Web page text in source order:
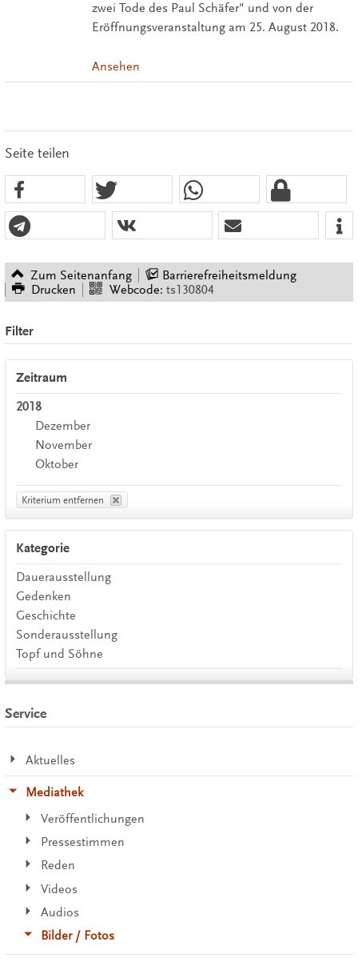
zwei Tode des Paul Schäfer" und von der
Eröffnungsveranstaltung am 25. August 2018.
Ansehen
Seite teilen
Zum Seitenanfang
Barrierefreiheitsmeldung
Drucken
Webcode: ts130804
Filter
Zeitraum
2018
Dezember
November
Oktober
Kriterium entfernen
Kategorie
Dauerausstellung
Gedenken
Geschichte
Sonderausstellung
Topf und Söhne
Service
Aktuelles
Mediathek
Veröffentlichungen
Pressestimmen
Reden
Videos
Audios
Bilder / Fotos